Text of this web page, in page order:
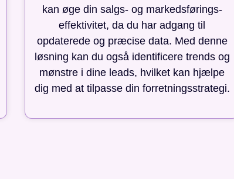
kan øge din salgs- og markedsførings-
effektivitet, da du har adgang til
opdaterede og præcise data. Med denne
løsning kan du også identificere trends og
mønstre i dine leads, hvilket kan hjælpe
dig med at tilpasse din forretningsstrategi.